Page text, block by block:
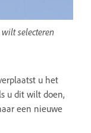
selecteren
u het
u dit wilt doen,
een nieuwe